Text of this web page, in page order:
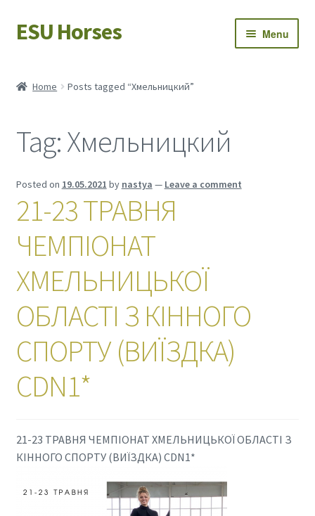
Skip
to
Skip
to
ESU Horses Menu
Save Horses
My account
Home Posts tagged “Хмельницкий”
Tag:Хмельницкий
Posted on 19.05.2021 by nastya — Leave a comment
21-23 ТРАВНЯ
ЧЕМПІОНАТ
ХМЕЛЬНИЦЬКОЇ
ОБЛАСТІ З КІННОГО
СПОРТУ (ВИЇЗДКА)
CDN1*
21-23 ТРАВНЯ ЧЕМПІОНАТ ХМЕЛЬНИЦЬКОЇ ОБЛАСТІ З
КІННОГО СПОРТУ (ВИЇЗДКА) CDN1*